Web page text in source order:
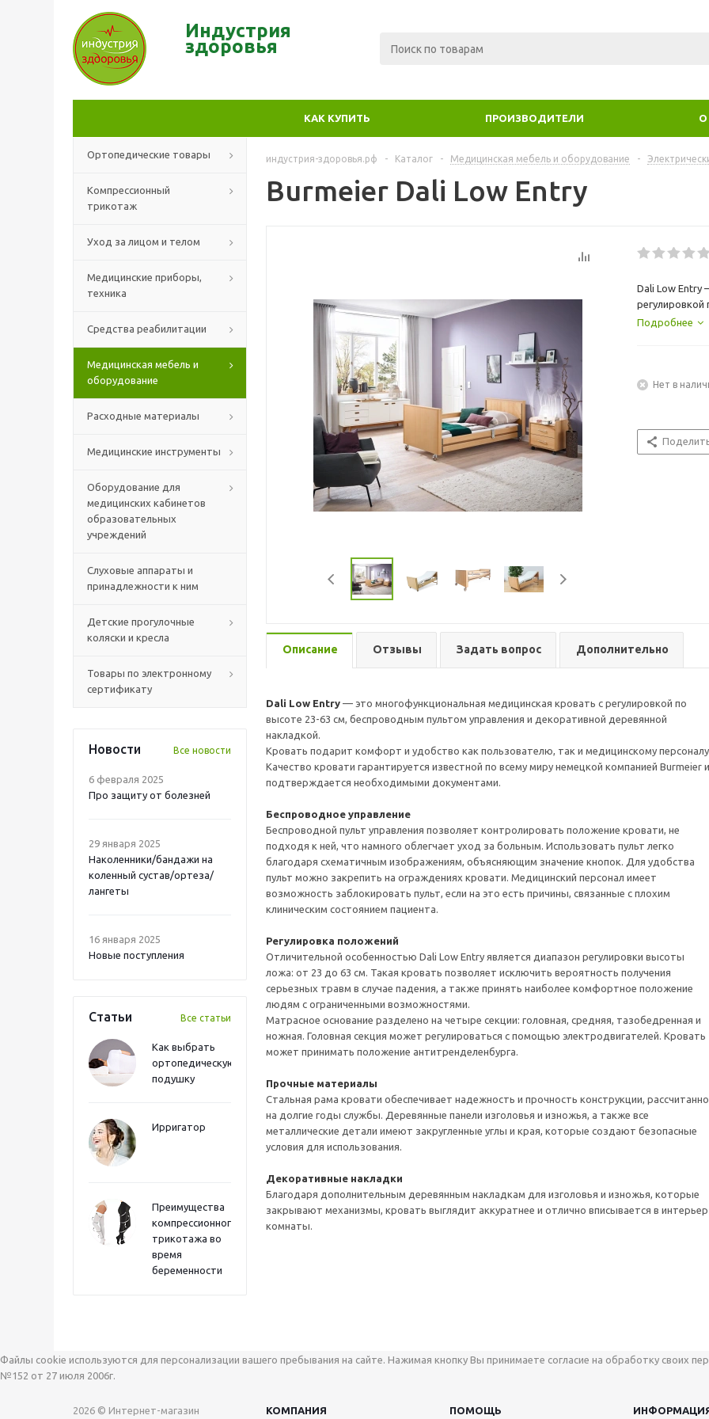
Индустрия
здоровья
КАК КУПИТЬ ПРОИЗВОДИТЕЛИ О
Ортопедические товары
Компрессионный
трикотаж
Уход за лицом и телом
Медицинские приборы,
техника
Средства реабилитации
Медицинская мебель и
оборудование
Расходные материалы
Медицинские инструменты
Оборудование для
медицинских кабинетов
образовательных
учреждений
Слуховые аппараты и
принадлежности к ним
Детские прогулочные
коляски и кресла
Товары по электронному
сертификату
Новости Все новости
6 февраля 2025
Про защиту от болезней
29 января 2025
Наколенники/бандажи на
коленный сустав/ортеза/
лангеты
16 января 2025
Новые поступления
Статьи Все статьи
Как выбрать
ортопедическую
подушку
Ирригатор
Преимущества
компрессионного
трикотажа во
время
беременности
индустрия-здоровья.рф - Каталог - Медицинская мебель и оборудование -
Burmeier Dali Low Entry
Dali Low Entry
регулировкой
высоте 23-63
Подробнее
Нет в
Описание Отзывы Задать вопрос Дополнительно
Dali Low Entry — это многофункциональная медицинская кровать с регулировкой по
высоте 23-63 см, беспроводным пультом управления и декоративной деревянной
накладкой.
Кровать подарит комфорт и удобство как пользователю, так и медицинскому
Качество кровати гарантируется известной по всему миру немецкой компанией Burmeier и
подтверждается необходимыми документами.
Беспроводное управление
Беспроводной пульт управления позволяет контролировать положение кровати, не
подходя к ней, что намного облегчает уход за больным. Использовать пульт легко
благодаря схематичным изображениям, объясняющим значение кнопок. Для удобства
пульт можно закрепить на ограждениях кровати. Медицинский персонал имеет
возможность заблокировать пульт, если на это есть причины, связанные с плохим
клиническим состоянием пациента.
Регулировка положений
Отличительной особенностью Dali Low Entry является диапазон регулировки высоты
ложа: от 23 до 63 см. Такая кровать позволяет исключить вероятность получения
серьезных травм в случае падения, а также принять наиболее комфортное положение
людям с ограниченными возможностями.
Матрасное основание разделено на четыре секции: головная, средняя, тазобедренная и
ножная. Головная секция может регулироваться с помощью электродвигателей. Кровать
может принимать положение антитренделенбурга.
Прочные материалы
Стальная рама кровати обеспечивает надежность и прочность конструкции,
на долгие годы службы. Деревянные панели изголовья и изножья, а также все
металлические детали имеют закругленные углы и края, которые создают безопасные
условия для использования.
Декоративные накладки
Благодаря дополнительным деревянным накладкам для изголовья и изножья, которые
закрывают механизмы, кровать выглядит аккуратнее и отлично вписывается в интерьер
комнаты.
Файлы cookie используются для персонализации вашего пребывания на сайте. Нажимая кнопку Вы принимаете согласие на обработку своих
№152 от 27 июля 2006г.
2026 © Интернет-магазин КОМПАНИЯ ПОМОЩЬ